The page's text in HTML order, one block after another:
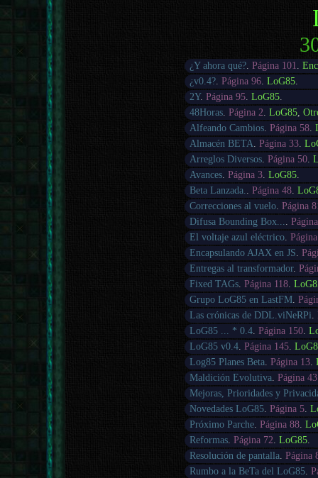
¿Y ahora qué? .Página 101 .
¿v0.4? .Página 96 .LoG85
2Y.Página 95 .LoG85
48Horas .Página 2 .LoG85 ,
Alfeando Cambios .Página 58 .
Almacén BETA .Página 33 .
Arreglos Diversos .Página 50 .
Avances .Página 3 .LoG85
Beta Lanzada.
.Página 48 .
Correcciones al vuelo .Página
Difusa Bounding Box...
.
El voltaje azul eléctrico .
Encapsulando AJAX en JS .
Entregas al transformador.
Fixed TAGs .Página 118 .
Grupo LoG85 en LastFM .
Las crónicas de DDL.viNeRPi .
LoG85 ... * 0.4 .Página 150 .
LoG85 v0.4 .Página 145 .
Log85 Planes Beta .Página 13 .
Maldición Evolutiva .Página 43
Mejoras, Prioridades y
Novedades LoG85 .Página 5 .
Próximo Parche .Página 88 .
Reformas .Página 72 .LoG85
Resolución de pantalla .Página
Rumbo a la BeTa del LoG85 .